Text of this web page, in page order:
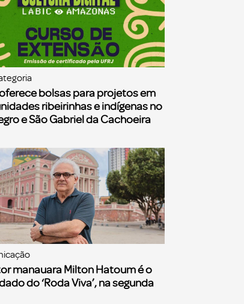
oferece bolsas para projetos em
ribeirinhas e indígenas no
e São Gabriel da Cachoeira
manauara Milton Hatoum é o
do ‘Roda Viva’, na segunda